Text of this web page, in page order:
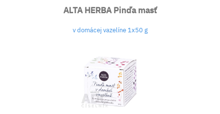
ALTA HERBA Pinďa masť
v domácej vazelíne 1x50 g